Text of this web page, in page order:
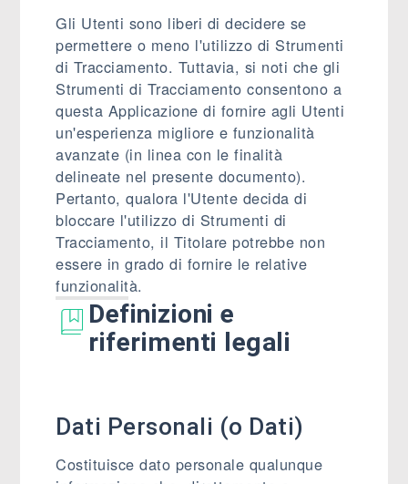
Gli Utenti sono liberi di decidere se
permettere o meno l'utilizzo di Strumenti
di Tracciamento. Tuttavia, si noti che gli
Strumenti di Tracciamento consentono a
questa Applicazione di fornire agli Utenti
un'esperienza migliore e funzionalità
avanzate (in linea con le finalità
delineate nel presente documento).
Pertanto, qualora l'Utente decida di
bloccare l'utilizzo di Strumenti di
Tracciamento, il Titolare potrebbe non
essere in grado di fornire le relative
funzionalità.
Definizioni e
riferimenti legali
Dati Personali (o Dati)
Costituisce dato personale qualunque